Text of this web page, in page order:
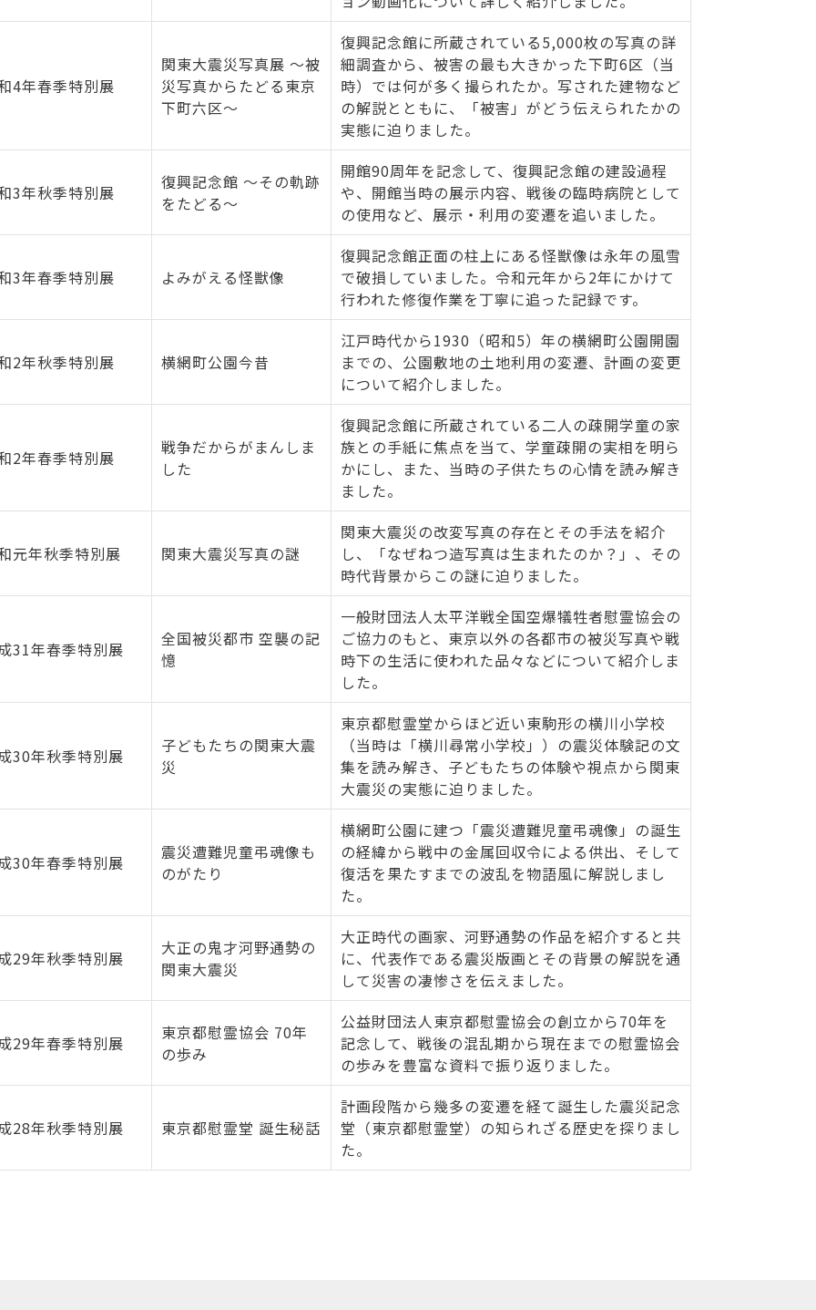
4年春季特別展
関東大震災写真展 ～被
災写真からたどる東京
下町六区～
復興記念館に所蔵されている5,000枚の写真の詳
細調査から、被害の最も大きかった下町6区（当
時）では何が多く撮られたか。写された建物など
の解説とともに、「被害」がどう伝えられたかの
実態に迫りました。
3年秋季特別展
復興記念館 ～その軌跡
をたどる～
開館90周年を記念して、復興記念館の建設過程
や、開館当時の展示内容、戦後の臨時病院として
の使用など、展示・利用の変遷を追いました。
3年春季特別展 よみがえる怪獣像
復興記念館正面の柱上にある怪獣像は永年の風雪
で破損していました。令和元年から2年にかけて
行われた修復作業を丁寧に追った記録です。
2年秋季特別展 横網町公園今昔
江戸時代から1930（昭和5）年の横網町公園開園
までの、公園敷地の土地利用の変遷、計画の変更
について紹介しました。
2年春季特別展
戦争だからがまんしま
した
復興記念館に所蔵されている二人の疎開学童の家
族との手紙に焦点を当て、学童疎開の実相を明ら
かにし、また、当時の子供たちの心情を読み解き
ました。
元年秋季特別展 関東大震災写真の謎
関東大震災の改変写真の存在とその手法を紹介
し、「なぜねつ造写真は生まれたのか？」、その
時代背景からこの謎に迫りました。
31年春季特別展
全国被災都市 空襲の記
憶
一般財団法人太平洋戦全国空爆犠牲者慰霊協会の
ご協力のもと、東京以外の各都市の被災写真や戦
時下の生活に使われた品々などについて紹介しま
した。
30年秋季特別展
子どもたちの関東大震
災
東京都慰霊堂からほど近い東駒形の横川小学校
（当時は「横川尋常小学校」）の震災体験記の文
集を読み解き、子どもたちの体験や視点から関東
大震災の実態に迫りました。
30年春季特別展
震災遭難児童弔魂像も
のがたり
横網町公園に建つ「震災遭難児童弔魂像」の誕生
の経緯から戦中の金属回収令による供出、そして
復活を果たすまでの波乱を物語風に解説しまし
た。
29年秋季特別展
大正の鬼才河野通勢の
関東大震災
大正時代の画家、河野通勢の作品を紹介すると共
に、代表作である震災版画とその背景の解説を通
して災害の凄惨さを伝えました。
29年春季特別展
東京都慰霊協会 70年
の歩み
公益財団法人東京都慰霊協会の創立から70年を
記念して、戦後の混乱期から現在までの慰霊協会
の歩みを豊富な資料で振り返りました。
28年秋季特別展 東京都慰霊堂 誕生秘話
計画段階から幾多の変遷を経て誕生した震災記念
堂（東京都慰霊堂）の知られざる歴史を探りまし
た。